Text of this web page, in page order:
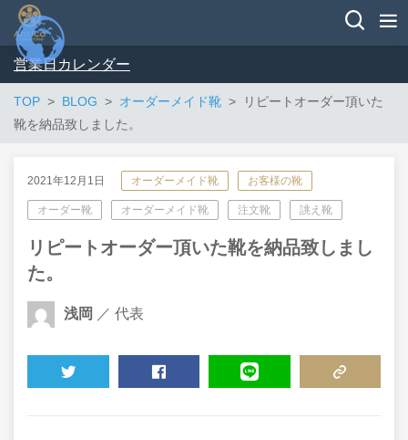
営業日カレンダー
TOP BLOG オーダーメイド靴
リピートオーダー頂いた
靴を納品致しました。
2021年12月1日 オーダーメイド靴 お客様の靴
オーダー靴 オーダーメイド靴 注文靴 誂え靴
リピートオーダー頂いた靴を納品致しまし
た。
浅岡 ／ 代表